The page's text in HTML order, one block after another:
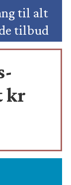
til alt
tilbud
kr